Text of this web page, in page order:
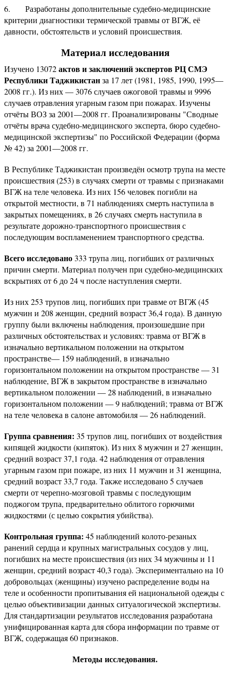
6. Разработаны дополнительные судебно-медицинские
критерии диагностики термической травмы от ВГЖ, её
давности, обстоятельств и условий происшествия.
Материал исследования
Изучено 13072актов и заключений экспертов РЦ СМЭ
Республики Таджикистанза 17 лет (1981, 1985, 1990, 1995—
2008 гг.). Из них — 3076 случаев ожоговой травмы и 9996
случаев отравления угарным газом при пожарах. Изучены
отчёты ВОЗ за 2001—2008 гг. Проанализированы "Сводные
отчёты врача судебно-медицинского эксперта, бюро судебно-
медицинской экспертизы" по Российской Федерации (форма
№ 42) за 2001—2008 гг.
В Республике Таджикистан произведён осмотр трупа на месте
происшествия (253) в случаях смерти от травмы с признаками
ВГЖ на теле человека. Из них 156 человек погибли на
открытой местности, в 71 наблюдениях смерть наступила в
закрытых помещениях, в 26 случаях смерть наступила в
результате дорожно-транспортного происшествия с
последующим воспламенением транспортного средства.
Всего исследовано333 трупа лиц, погибших от различных
причин смерти. Материал получен при судебно-медицинских
вскрытиях от 6 до 24 ч после наступления смерти.
Из них 253 трупов лиц, погибших при травме от ВГЖ (45
мужчин и 208 женщин, средний возраст 36,4 года). В данную
группу были включены наблюдения, произошедшие при
различных обстоятельствах и условиях: травма от ВГЖ в
изначально вертикальном положении на открытом
пространстве— 159 наблюдений, в изначально
горизонтальном положении на открытом пространстве — 31
наблюдение, ВГЖ в закрытом пространстве в изначально
вертикальном положении — 28 наблюдений, в изначально
горизонтальном положении — 9 наблюдений; травма от ВГЖ
на теле человека в салоне автомобиля — 26 наблюдений.
Группа сравнения: 35 трупов лиц, погибших от воздействия
кипящей жидкости (кипяток). Из них 8 мужчин и 27 женщин,
средний возраст 37,1 года. 42 наблюдения от отравления
угарным газом при пожаре, из них 11 мужчин и 31 женщина,
средний возраст 33,7 года. Также исследовано 5 случаев
смерти от черепно-мозговой травмы с последующим
поджогом трупа, предварительно облитого горючими
жидкостями (с целью сокрытия убийства).
Контрольная группа: 45 наблюдений колото-резаных
ранений сердца и крупных магистральных сосудов у лиц,
погибших на месте происшествия (из них 34 мужчины и 11
женщин, средний возраст 40,3 года). Экспериментально на 10
добровольцах (женщины) изучено распределение воды на
теле и особенности пропитывания ей национальной одежды с
целью объективизации данных ситуалогической экспертизы.
Для стандартизации результатов исследования разработана
унифицированная карта для сбора информации по травме от
ВГЖ, содержащая 60 признаков.
Методы исследования.